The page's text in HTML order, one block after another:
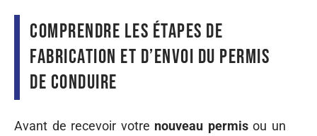
Comprendre les étapes de
fabrication et d’envoi du permis
de conduire
Avant de recevoir votre nouveau permisou un